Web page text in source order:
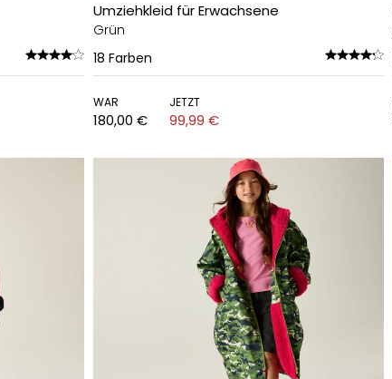
Umziehkleid für Erwachsene
Grün
18 Farben
WAR
180,00 €
JETZT
99,99 €